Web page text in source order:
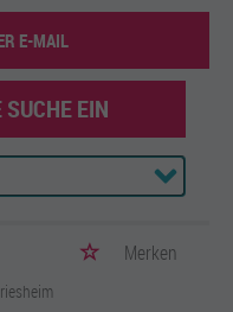
E-MAIL
EIN
Merken